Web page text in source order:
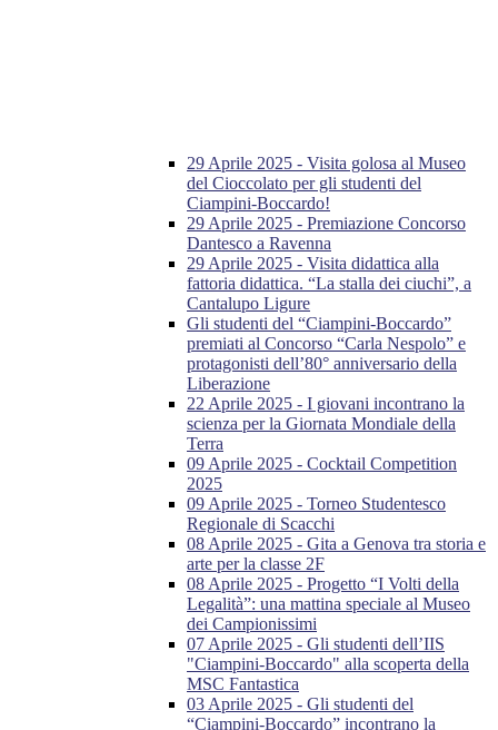
29 Aprile 2025 - Visita golosa al Museo
del Cioccolato per gli studenti del
Ciampini-Boccardo!
29 Aprile 2025 - Premiazione Concorso
Dantesco a Ravenna
29 Aprile 2025 - Visita didattica alla
fattoria didattica. “La stalla dei ciuchi”, a
Cantalupo Ligure
Gli studenti del “Ciampini-Boccardo”
premiati al Concorso “Carla Nespolo” e
protagonisti dell’80° anniversario della
Liberazione
22 Aprile 2025 - I giovani incontrano la
scienza per la Giornata Mondiale della
Terra
09 Aprile 2025 - Cocktail Competition
2025
09 Aprile 2025 - Torneo Studentesco
Regionale di Scacchi
08 Aprile 2025 - Gita a Genova tra storia e
arte per la classe 2F
08 Aprile 2025 - Progetto “I Volti della
Legalità”: una mattina speciale al Museo
dei Campionissimi
07 Aprile 2025 - Gli studenti dell’IIS
"Ciampini-Boccardo" alla scoperta della
MSC Fantastica
03 Aprile 2025 - Gli studenti del
“Ciampini-Boccardo” incontrano la